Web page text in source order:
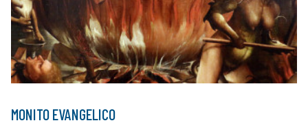
MONITO EVANGELICO